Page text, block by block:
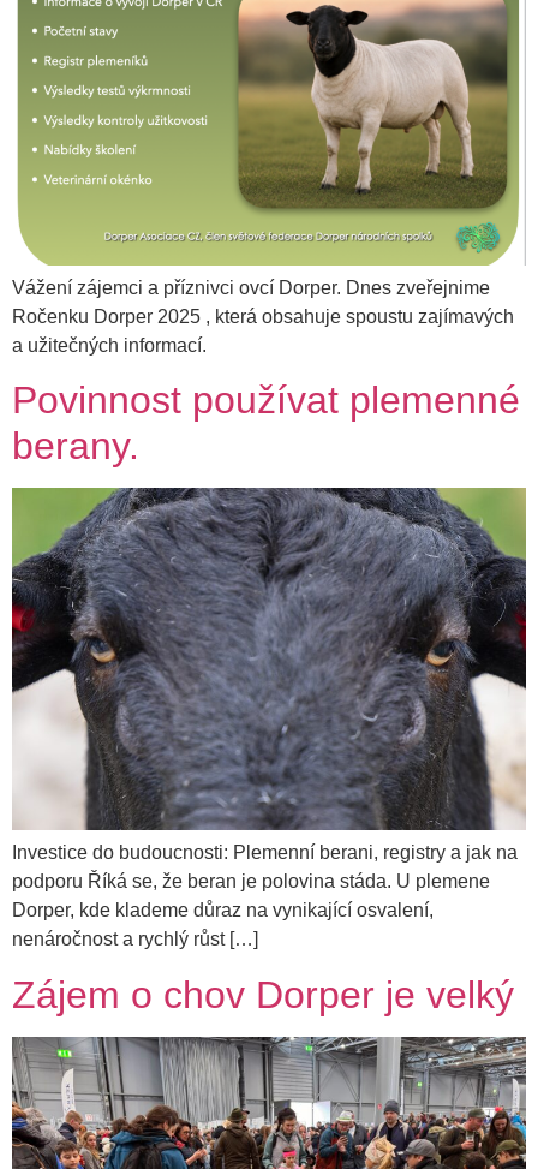
Vážení zájemci a příznivci ovcí Dorper. Dnes zveřejnime
Ročenku Dorper 2025 , která obsahuje spoustu zajímavých
a užitečných informací.
Povinnost používat plemenné
berany.
Investice do budoucnosti: Plemenní berani, registry a jak na
podporu Říká se, že beran je polovina stáda. U plemene
Dorper, kde klademe důraz na vynikající osvalení,
nenáročnost a rychlý růst […]
Zájem o chov Dorper je velký